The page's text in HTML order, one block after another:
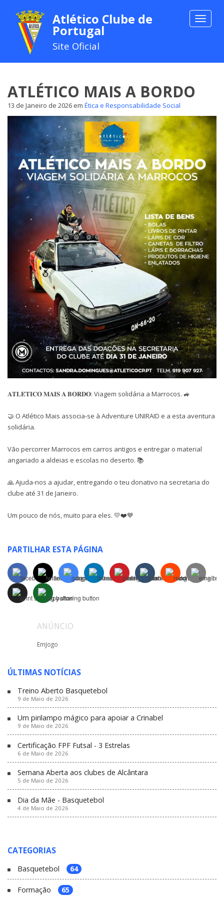
Toggle
Atlético Clube de
Portugal
Site Oficial
ATLÉTICO MAIS A BORDO
13 de Janeiro de 2026 em Ética e Responsabilidade Social
𝐀𝐓𝐋𝐄́𝐓𝐈𝐂𝐎 𝐌𝐀𝐈𝐒 𝐀 𝐁𝐎𝐑𝐃𝐎: Viagem solidária a Marrocos. 🚙
🤝 O Atlético Mais associa-se à Adventure UNIRAID e a esta aventura
solidária.
Vão percorrer Marrocos em carros antigos e entregar o material
angariado a aldeias e escolas no deserto. 📚
🙏 Ajuda-nos a ajudar, entregando o teu donativo na secretaria do
clube até 31 de Janeiro.
Um pouco de nós, muito para eles. 💛❤️💙
PARTILHAR ESTA PÁGINA
ANÚNCIO
EmJogo
ÚLTIMAS NOTÍCIAS
Treino Aberto Basquetebol
9 de Maio de 2026
Um pirilampo mágico para apoiar a Crinabel
9 de Maio de 2026
Certificação FPF Futsal - 3 Estrelas
6 de Maio de 2026
Semana Aberta aos clubes de Alcântara
5 de Maio de 2026
Dia da Mãe - Basquetebol
4 de Maio de 2026
CATEGORIAS
Basquetebol 64
Formação 65